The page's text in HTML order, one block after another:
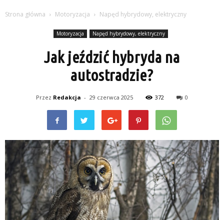
Strona główna Motoryzacja Napęd hybrydowy, elektryczny
Motoryzacja Napęd hybrydowy, elektryczny
Jak jeździć hybryda na
autostradzie?
Przez Redakcja - 29 czerwca 2025 372 0